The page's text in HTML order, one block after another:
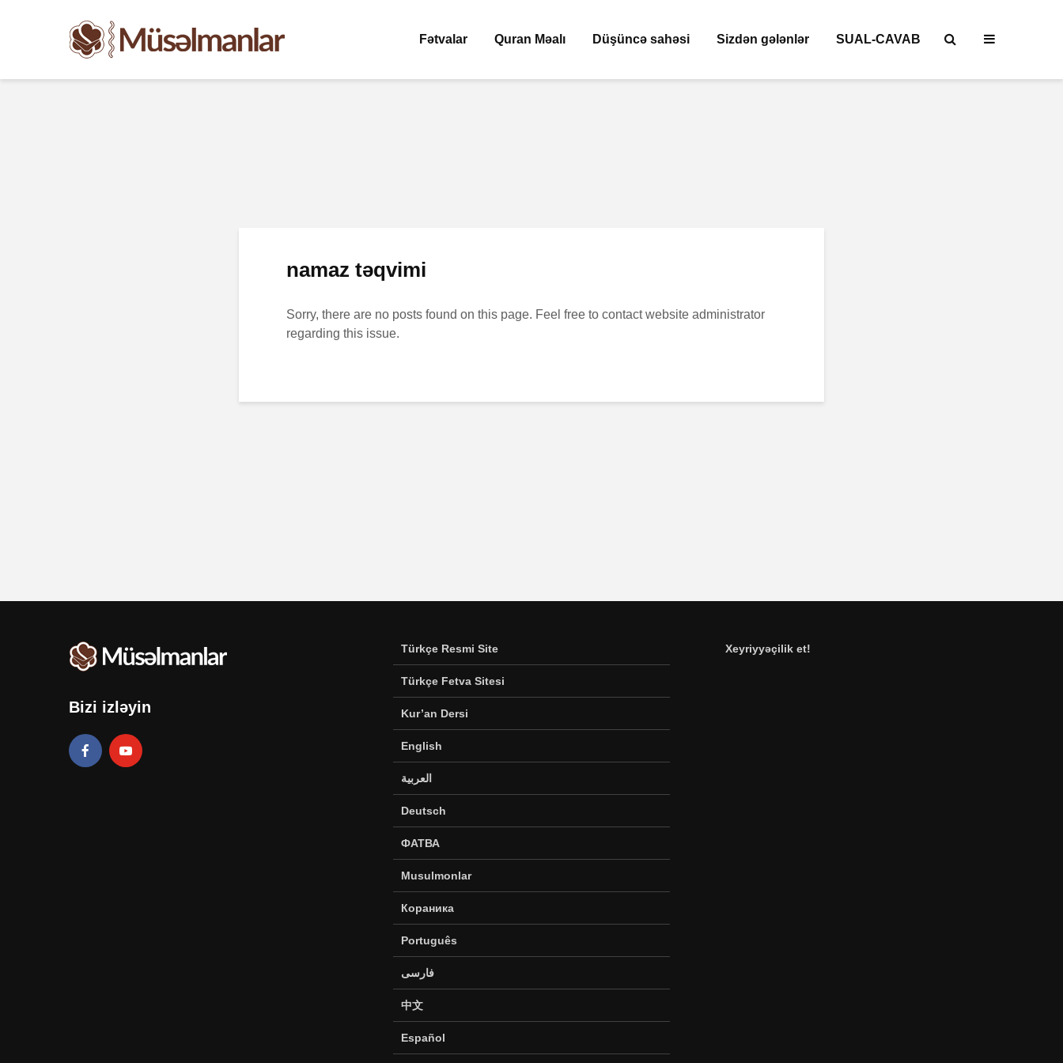
Fətvalar Quran Məalı Düşüncə sahəsi Sizdən gələnlər SUAL-CAVAB
namaz təqvimi
Sorry, there are no posts found on this page. Feel free to contact website administrator
regarding this issue.
Bizi izləyin
Türkçe Resmi Site
Türkçe Fetva Sitesi
Kur’an Dersi
English
العربية
Deutsch
ФАТВА
Musulmonlar
Кораника
Português
فارسی
中文
Español
Xeyriyyəçilik et!